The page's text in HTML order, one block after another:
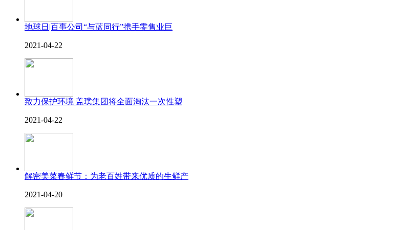
地球日|百事公司“与蓝同行”携手零售业巨
2021-04-22
致力保护环境 盖璞集团将全面淘汰一次性塑
2021-04-22
解密美菜春鲜节：为老百姓带来优质的生鲜产
2021-04-20